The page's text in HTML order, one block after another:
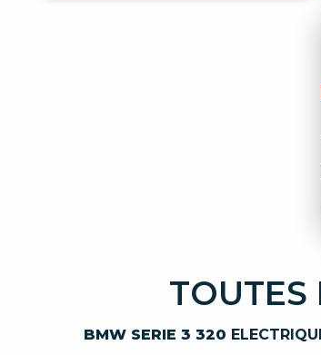
TOUTES
BMW SERIE 3 320